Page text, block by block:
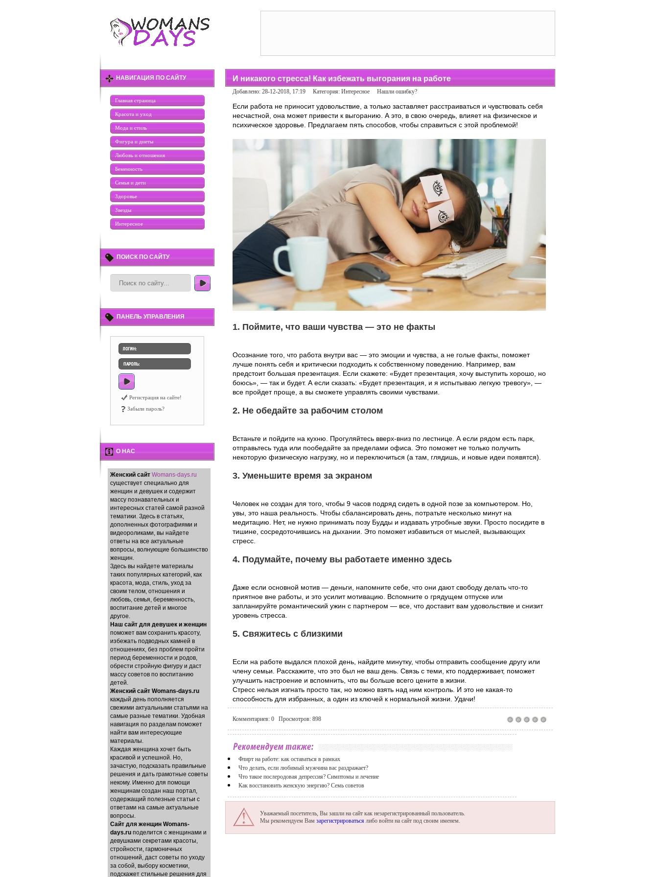
НАВИГАЦИЯ ПО САЙТУ
Главная страница
Красота и уход
Мода и стиль
Фигура и диеты
Любовь и отношения
Беменность
Семья и дети
Здоровье
Звезды
Интересное
ПОИСК ПО САЙТУ
ПАНЕЛЬ УПРАВЛЕНИЯ
Регистрация на сайте!
Забыли пароль?
О НАС
Женский сайт Womans-days.ru
существует специально для
женщин и девушек и содержит
массу познавательных и
интересных статей самой разной
тематики. Здесь в статьях,
дополненных фотографиями и
видеороликами, вы найдете
ответы на все актуальные
вопросы, волнующие большинство
женщин.
Здесь вы найдете материалы
таких популярных категорий, как
красота, мода, стиль, уход за
своим телом, отношения и
любовь, семья, беременность,
воспитание детей и многое
другое.
Наш сайт для девушек и женщин
поможет вам сохранить красоту,
избежать подводных камней в
отношениях, без проблем пройти
период беременности и родов,
обрести стройную фигуру и даст
массу советов по воспитанию
детей.
Женский сайт Womans-days.ru
каждый день пополняется
свежими актуальными статьями на
самые разные тематики. Удобная
навигация по разделам поможет
найти вам интересующие
материалы.
Каждая женщина хочет быть
красивой и успешной. Но,
зачастую, подсказать правильные
решения и дать грамотные советы
некому. Именно для помощи
женщинам создан наш портал,
содержащий полезные статьи с
ответами на самые актуальные
вопросы.
Cайт для женщин Womans-
days.ru поделится с женщинами и
девушками секретами красоты,
стройности, гармоничных
отношений, даст советы по уходу
за собой, выбору косметики,
подскажет стильные решения для
И никакого стресса! Как избежать выгорания на работе
Добавлено: 28-12-2018, 17:19 Категория: Интересное Нашли ошибку?
Если работа не приносит удовольствие, а только заставляет расстраиваться и чувствовать себя
несчастной, она может привести к выгоранию. А это, в свою очередь, влияет на физическое и
психическое здоровье. Предлагаем пять способов, чтобы справиться с этой проблемой!
1. Поймите, что ваши чувства — это не факты
Осознание того, что работа внутри вас — это эмоции и чувства, а не голые факты, поможет
лучше понять себя и критически подходить к собственному поведению. Например, вам
предстоит большая презентация. Если скажете: «Будет презентация, хочу выступить хорошо, но
боюсь», — так и будет. А если сказать: «Будет презентация, и я испытываю легкую тревогу», —
все пройдет проще, а вы сможете управлять своими чувствами.
2. Не обедайте за рабочим столом
Встаньте и пойдите на кухню. Прогуляйтесь вверх-вниз по лестнице. А если рядом есть парк,
отправьтесь туда или пообедайте за пределами офиса. Это поможет не только получить
некоторую физическую нагрузку, но и переключиться (а там, глядишь, и новые идеи появятся).
3. Уменьшите время за экраном
Человек не создан для того, чтобы 9 часов подряд сидеть в одной позе за компьютером. Но,
увы, это наша реальность. Чтобы сбалансировать день, потратьте несколько минут на
медитацию. Нет, не нужно принимать позу Будды и издавать утробные звуки. Просто посидите в
тишине, сосредоточившись на дыхании. Это поможет избавиться от мыслей, вызывающих
стресс.
4. Подумайте, почему вы работаете именно здесь
Даже если основной мотив — деньги, напомните себе, что они дают свободу делать что-то
приятное вне работы, и это усилит мотивацию. Вспомните о грядущем отпуске или
запланируйте романтический ужин с партнером — все, что доставит вам удовольствие и снизит
уровень стресса.
5. Свяжитесь с близкими
Если на работе выдался плохой день, найдите минутку, чтобы отправить сообщение другу или
члену семьи. Расскажите, что это был не ваш день. Связь с теми, кто поддерживает, поможет
улучшить настроение и вспомнить, что вы больше всего цените в жизни.
Стресс нельзя изгнать просто так, но можно взять над ним контроль. И это не какая-то
способность для избранных, а один из ключей к нормальной жизни. Удачи!
Комментариев: 0 Просмотров: 898
Флирт на работе: как оставаться в рамках
Что делать, если любимый мужчина вас раздражает?
Что такое послеродовая депрессия? Симптомы и лечение
Как восстановить женскую энергию? Семь советов
Уважаемый посетитель, Вы зашли на сайт как незарегистрированный пользователь.
Мы рекомендуем Вам зарегистрироваться либо войти на сайт под своим именем.